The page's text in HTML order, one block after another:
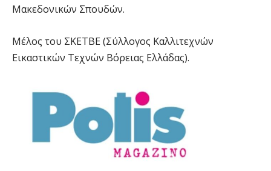
Μακεδονικών Σπουδών.
Μέλος του ΣΚΕΤΒΕ (Σύλλογος Καλλιτεχνών
Εικαστικών Τεχνών Βόρειας Ελλάδας).